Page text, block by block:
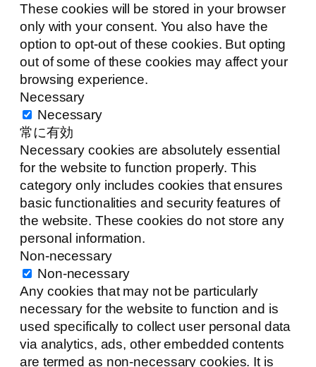
These cookies will be stored in your browser
only with your consent. You also have the
option to opt-out of these cookies. But opting
out of some of these cookies may affect your
browsing experience.
Necessary
Necessary
常に有効
Necessary cookies are absolutely essential
for the website to function properly. This
category only includes cookies that ensures
basic functionalities and security features of
the website. These cookies do not store any
personal information.
Non-necessary
Non-necessary
Any cookies that may not be particularly
necessary for the website to function and is
used specifically to collect user personal data
via analytics, ads, other embedded contents
are termed as non-necessary cookies. It is